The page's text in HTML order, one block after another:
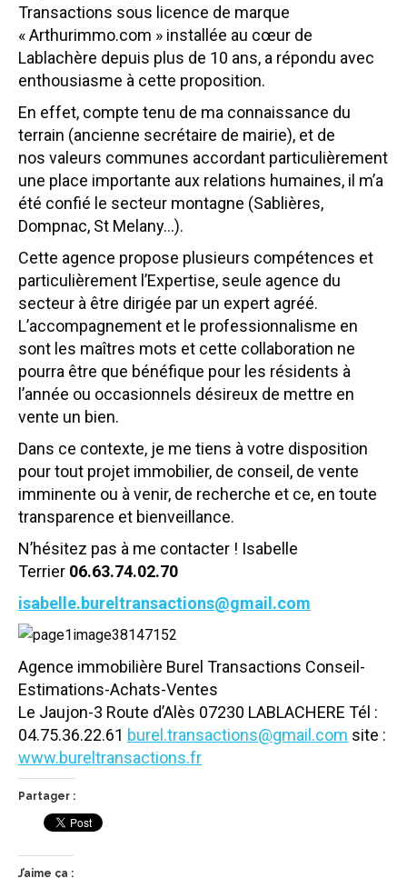
Transactions sous licence de marque
« Arthurimmo.com » installée au cœur de
Lablachère depuis plus de 10 ans, a répondu avec
enthousiasme à cette proposition.
En effet, compte tenu de ma connaissance du
terrain (ancienne secrétaire de mairie), et de
nos valeurs communes accordant particulièrement
une place importante aux relations humaines, il m’a
été confié le secteur montagne (Sablières,
Dompnac, St Melany…).
Cette agence propose plusieurs compétences et
particulièrement l’Expertise, seule agence du
secteur à être dirigée par un expert agréé.
L’accompagnement et le professionnalisme en
sont les maîtres mots et cette collaboration ne
pourra être que bénéfique pour les résidents à
l’année ou occasionnels désireux de mettre en
vente un bien.
Dans ce contexte, je me tiens à votre disposition
pour tout projet immobilier, de conseil, de vente
imminente ou à venir, de recherche et ce, en toute
transparence et bienveillance.
N’hésitez pas à me contacter ! Isabelle
Terrier 06.63.74.02.70
isabelle.bureltransactions@gmail.com
Agence immobilière Burel Transactions Conseil-
Estimations-Achats-Ventes
Le Jaujon-3 Route d’Alès 07230 LABLACHERE Tél :
04.75.36.22.61 burel.transactions@gmail.com site :
www.bureltransactions.fr
Partager :
J’aime ça :